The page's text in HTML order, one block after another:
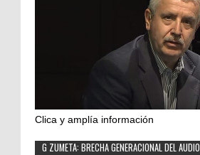
Clica y amplía información
G ZUMETA: BRECHA GENERACIONAL DEL AUDIO